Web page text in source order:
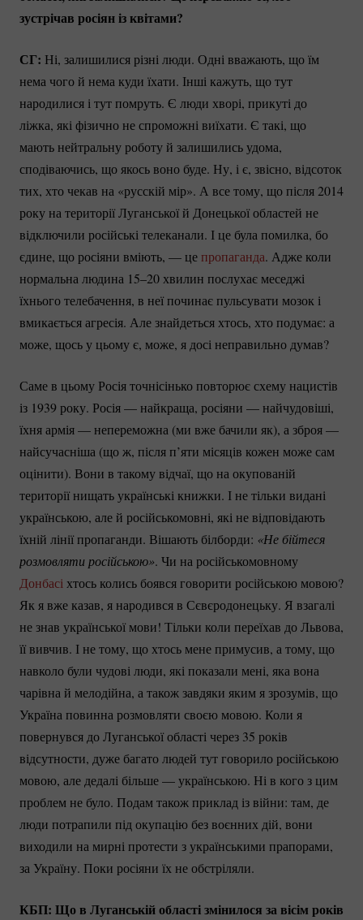
зустрічав росіян із квітами?
СГ: Ні, залишилися різні люди. Одні вважають, що їм
нема чого й нема куди їхати. Інші кажуть, що тут
народилися і тут помруть. Є люди хворі, прикуті до
ліжка, які фізично не спроможні виїхати. Є такі, що
мають нейтральну роботу й залишились удома,
сподіваючись, що якось воно буде. Ну, і є, звісно, відсоток
тих, хто чекав на «русскій мір». А все тому, що після 2014
року на території Луганської й Донецької областей не
відключили російські телеканали. І це була помилка, бо
єдине, що росіяни вміють, — це пропаганда. Адже коли
нормальна людина 15–20 хвилин послухає меседжі
їхнього телебачення, в неї починає пульсувати мозок і
вмикається агресія. Але знайдеться хтось, хто подумає: а
може, щось у цьому є, може, я досі неправильно думав?
Саме в цьому Росія точнісінько повторює схему нацистів
із 1939 року. Росія — найкраща, росіяни — найчудовіші,
їхня армія — непереможна (ми вже бачили як), а зброя —
найсучасніша (що ж, після п’яти місяців кожен може сам
оцінити). Вони в такому відчаї, що на окупованій
території нищать українські книжки. І не тільки видані
українською, але й російськомовні, які не відповідають
їхній лінії пропаганди. Вішають білборди: «Не бійтеся
розмовляти російською». Чи на російськомовному
Донбасіхтось колись боявся говорити російською мовою?
Як я вже казав, я народився в Сєвєродонецьку. Я взагалі
не знав української мови! Тільки коли переїхав до Львова,
її вивчив. І не тому, що хтось мене примусив, а тому, що
навколо були чудові люди, які показали мені, яка вона
чарівна й мелодійна, а також завдяки яким я зрозумів, що
Україна повинна розмовляти своєю мовою. Коли я
повернувся до Луганської області через 35 років
відсутности, дуже багато людей тут говорило російською
мовою, але дедалі більше — українською. Ні в кого з цим
проблем не було. Подам також приклад із війни: там, де
люди потрапили під окупацію без воєнних дій, вони
виходили на мирні протести з українськими прапорами,
за Україну. Поки росіяни їх не обстріляли.
КБП: Що в Луганській області змінилося за вісім років